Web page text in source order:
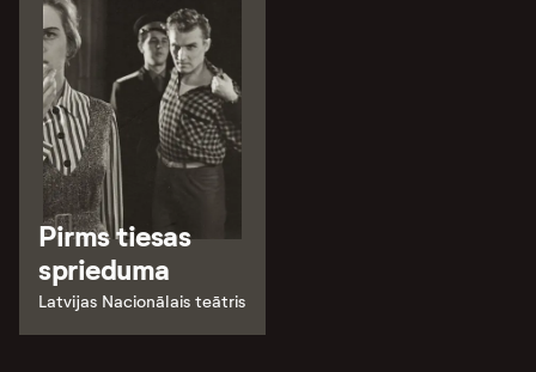
Pirms tiesas
sprieduma
Latvijas Nacionālais teātris